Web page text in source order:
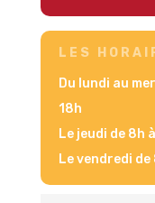
LES
Du lundi au
18h
Le jeudi de 8h
Le vendredi de